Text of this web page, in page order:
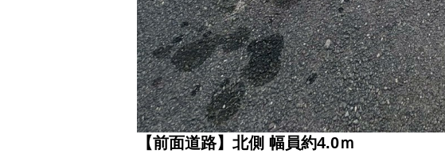
【前面道路】北側 幅員約4.0ｍ